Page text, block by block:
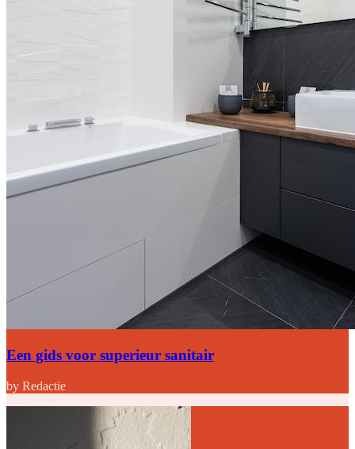
Een gids voor superieur sanitair
by Redactie